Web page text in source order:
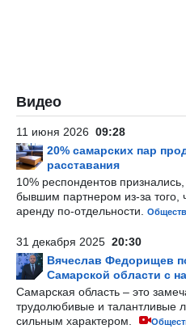
Видео
11 июня 2026 09:28
20% самарских пар
расставания
10% респондентов
бывшим партнером из-за того,
аренду по-отдельности.
31 декабря 2025 20:30
Вячеслав Федорищев
Самарской области с
Самарская область – это
трудолюбивые и талантливые
сильным характером.